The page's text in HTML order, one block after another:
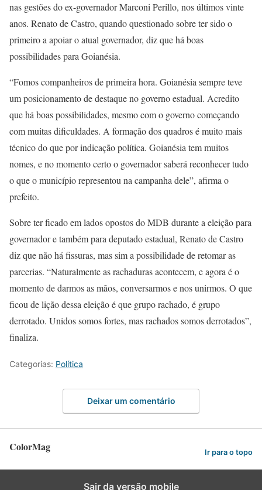
nas gestões do ex-governador Marconi Perillo, nos últimos vinte
anos. Renato de Castro, quando questionado sobre ter sido o
primeiro a apoiar o atual governador, diz que há boas
possibilidades para Goianésia.
“Fomos companheiros de primeira hora. Goianésia sempre teve
um posicionamento de destaque no governo estadual. Acredito
que há boas possibilidades, mesmo com o governo começando
com muitas dificuldades. A formação dos quadros é muito mais
técnico do que por indicação política. Goianésia tem muitos
nomes, e no momento certo o governador saberá reconhecer tudo
o que o município representou na campanha dele”, afirma o
prefeito.
Sobre ter ficado em lados opostos do MDB durante a eleição para
governador e também para deputado estadual, Renato de Castro
diz que não há fissuras, mas sim a possibilidade de retomar as
parcerias. “Naturalmente as rachaduras acontecem, e agora é o
momento de darmos as mãos, conversarmos e nos unirmos. O que
ficou de lição dessa eleição é que grupo rachado, é grupo
derrotado. Unidos somos fortes, mas rachados somos derrotados”,
finaliza.
Categorias: Política
Deixar um comentário
ColorMag Ir para o topo
Sair da versão mobile